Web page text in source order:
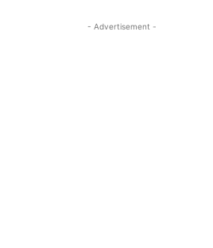
- Advertisement -